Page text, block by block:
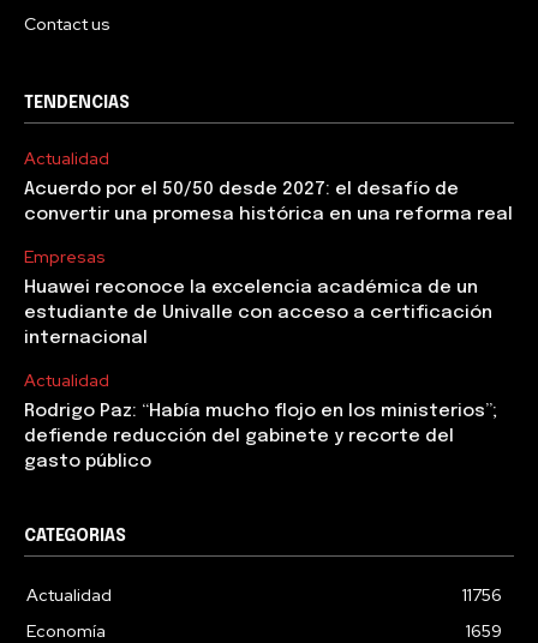
Contact us
TENDENCIAS
Actualidad
Acuerdo por el 50/50 desde 2027: el desafío de
convertir una promesa histórica en una reforma real
Empresas
Huawei reconoce la excelencia académica de un
estudiante de Univalle con acceso a certificación
internacional
Actualidad
Rodrigo Paz: “Había mucho flojo en los ministerios”;
defiende reducción del gabinete y recorte del
gasto público
CATEGORIAS
Actualidad
11756
Economía
1659